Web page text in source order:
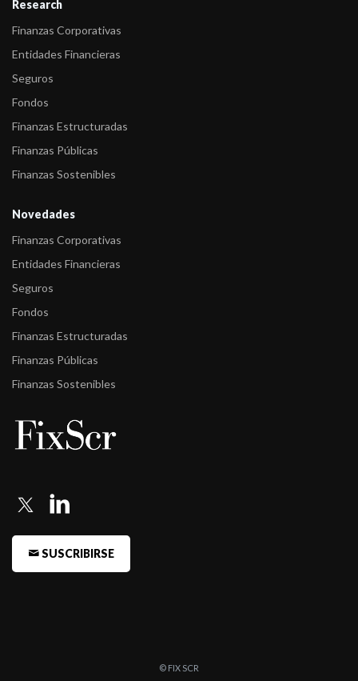
Research
Finanzas Corporativas
Entidades Financieras
Seguros
Fondos
Finanzas Estructuradas
Finanzas Públicas
Finanzas Sostenibles
Novedades
Finanzas Corporativas
Entidades Financieras
Seguros
Fondos
Finanzas Estructuradas
Finanzas Públicas
Finanzas Sostenibles
SUSCRIBIRSE
© FIX SCR